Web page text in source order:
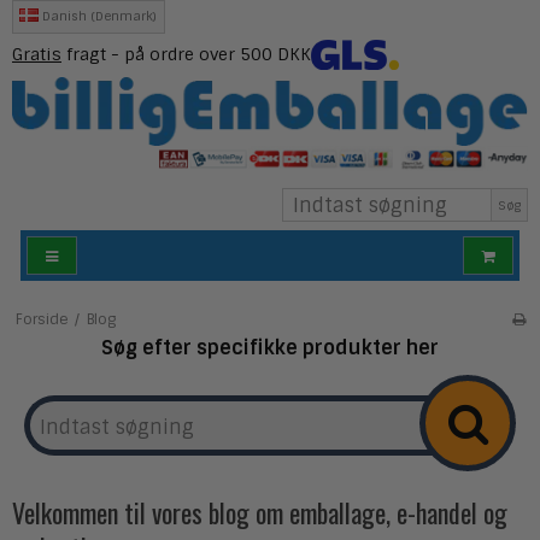
Danish (Denmark)
Gratis fragt - på ordre over 500 DKK
Søg
Forside / Blog
Søg efter specifikke produkter her
Velkommen til vores blog om emballage, e-handel og